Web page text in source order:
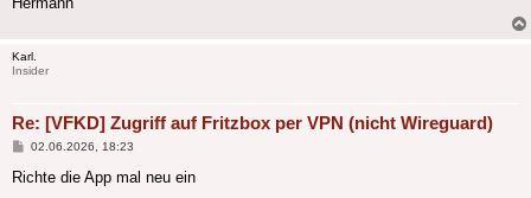
Karl.
Insider
Re: [VFKD] Zugriff auf Fritzbox per VPN (nicht Wireguard)
Beitrag
02.06.2026, 18:23
Richte die App mal neu ein